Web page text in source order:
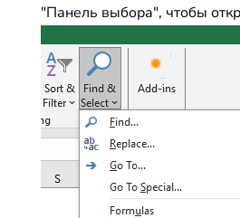
"Панель выбора", чтобы